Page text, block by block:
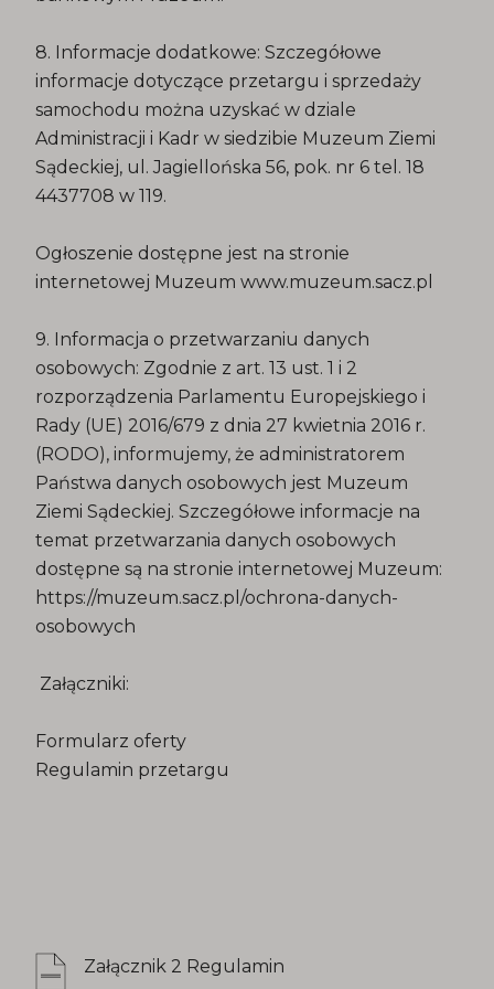
8. Informacje dodatkowe: Szczegółowe
informacje dotyczące przetargu i sprzedaży
samochodu można uzyskać w dziale
Administracji i Kadr w siedzibie Muzeum Ziemi
Sądeckiej, ul. Jagiellońska 56, pok. nr 6 tel. 18
4437708 w 119.
Ogłoszenie dostępne jest na stronie
internetowej Muzeum www.muzeum.sacz.pl
9. Informacja o przetwarzaniu danych
osobowych: Zgodnie z art. 13 ust. 1 i 2
rozporządzenia Parlamentu Europejskiego i
Rady (UE) 2016/679 z dnia 27 kwietnia 2016 r.
(RODO), informujemy, że administratorem
Państwa danych osobowych jest Muzeum
Ziemi Sądeckiej. Szczegółowe informacje na
temat przetwarzania danych osobowych
dostępne są na stronie internetowej Muzeum:
https://muzeum.sacz.pl/ochrona-danych-
osobowych
Załączniki:
Formularz oferty
Regulamin przetargu
Załącznik 2 Regulamin